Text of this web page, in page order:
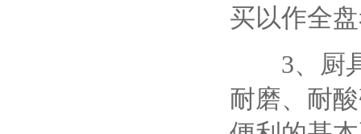
买以作全
3、厨具
耐磨、耐